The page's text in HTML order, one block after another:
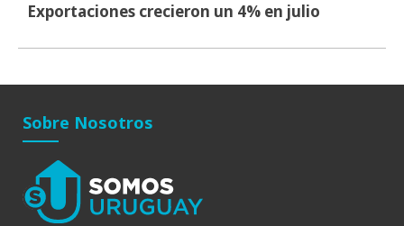
Exportaciones crecieron un 4% en julio
Sobre Nosotros